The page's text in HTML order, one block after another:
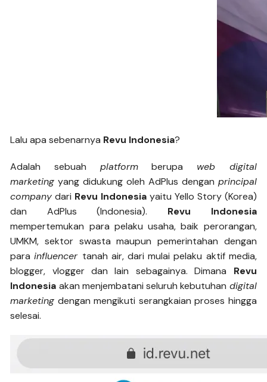
Lalu apa sebenarnya Revu Indonesia?
Adalah sebuah platformberupa web digital
marketing yang didukung oleh AdPlus dengan principal
company dari Revu Indonesia yaitu Yello Story (Korea)
dan AdPlus (Indonesia). Revu Indonesia
mempertemukan para pelaku usaha, baik perorangan,
UMKM, sektor swasta maupun pemerintahan dengan
parainfluencer tanah air, dari mulai pelaku aktif media,
blogger, vlogger dan lain sebagainya. Dimana Revu
Indonesia akan menjembatani seluruh kebutuhan digital
marketing dengan mengikuti serangkaian proses hingga
selesai.